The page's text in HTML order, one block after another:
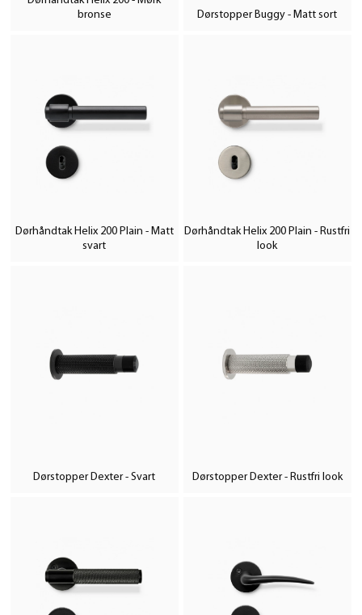
bronse
Dørstopper Buggy - Matt sort
Dørhåndtak Helix 200 Plain - Matt
svart
Dørhåndtak Helix 200 Plain - Rustfri
look
Dørstopper Dexter - Svart Dørstopper Dexter - Rustfri look